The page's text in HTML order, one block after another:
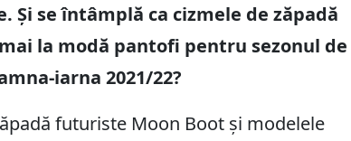
se întâmplă ca cizmele de zăpadă
la modă pantofi pentru sezonul de
iarna 2021/22?
futuriste Moon Boot și modelele